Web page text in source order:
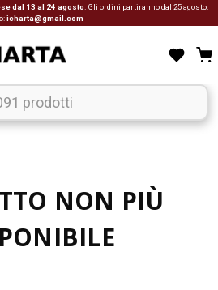
dal 13 al 24 agosto . Gli ordini partiranno dal 25 agosto.
icharta@gmail.com
NON PIÙ